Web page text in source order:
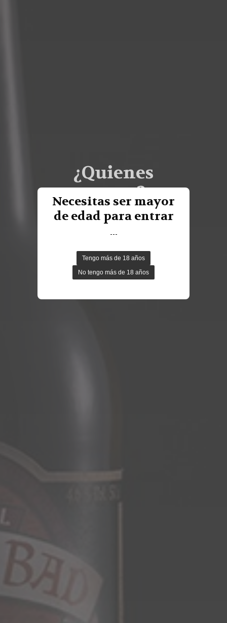
¿Quienes
somos?
Tenemos el afán de recuperar esta
bebida histórica, adaptándola a los
DESCUBRE
Necesitas ser mayor
de edad para entrar
---